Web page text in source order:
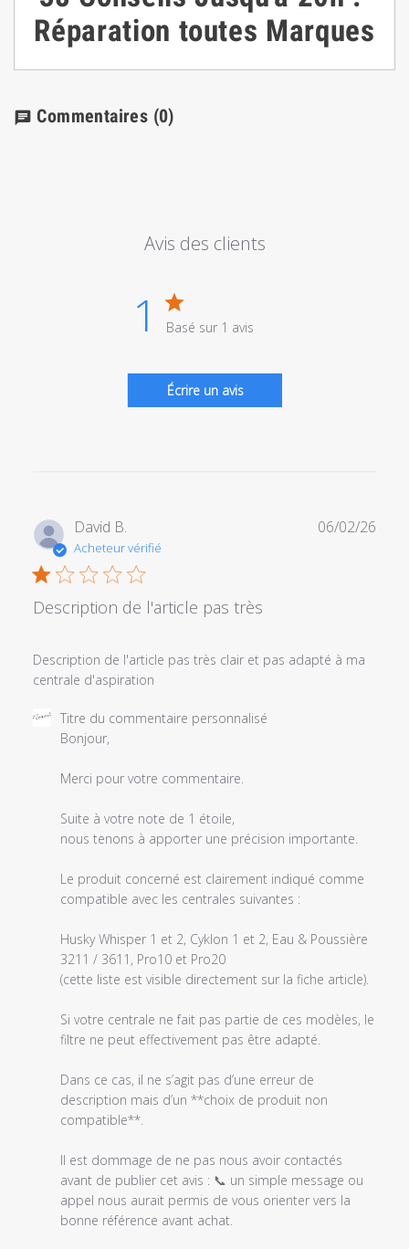
Réparation toutes Marques
chat Commentaires (0)
Avis des clients
1 Basé sur 1 avis
Écrire un avis
David B.
Acheteur vérifié
Description de l'article pas très
Description de l'article pas très clair et pas adapté à ma
centrale d'aspiration
Commentaires
l'examen
personnalisé
2026
Titre du commentaire personnalisé
Bonjour,
Merci pour votre commentaire.
Suite à votre note de 1 étoile,
nous tenons à apporter une précision importante.
Le produit concerné est clairement indiqué comme
compatible avec les centrales suivantes :
Husky Whisper 1 et 2, Cyklon 1 et 2, Eau & Poussière
3211 / 3611, Pro10 et Pro20
(cette liste est visible directement sur la fiche article).
Si votre centrale ne fait pas partie de ces modèles, le
filtre ne peut effectivement pas être adapté.
Dans ce cas, il ne s’agit pas d’une erreur de
description mais d’un **choix de produit non
compatible**.
Il est dommage de ne pas nous avoir contactés
avant de publier cet avis : 📞 un simple message ou
appel nous aurait permis de vous orienter vers la
bonne référence avant achat.
06/02/26